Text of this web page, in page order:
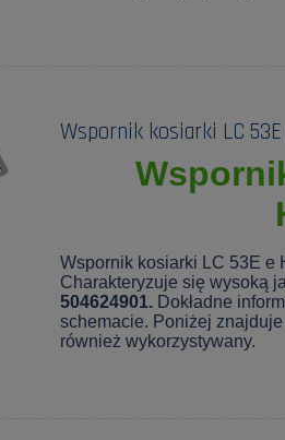
Wspornik kosiarki LC
Wspornik kosiarki LC 53E e
Charakteryzuje się wysoką
504624901. Dokładne
schemacie. Poniżej
również wykorzystywany.